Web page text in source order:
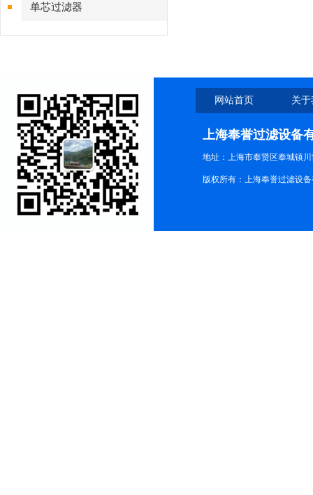
单芯过滤器
网站首页 关
上海奉誉过滤设备
地址：上海市奉贤区奉城镇川
版权所有：上海奉誉过滤设